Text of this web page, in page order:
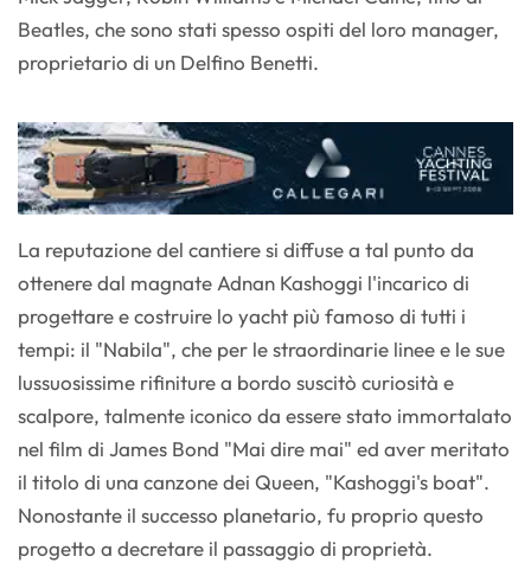
Beatles, che sono stati spesso ospiti del loro manager,
proprietario di un Delfino Benetti.
La reputazione del cantiere si diffuse a tal punto da
ottenere dal magnate Adnan Kashoggi l'incarico di
progettare e costruire lo yacht più famoso di tutti i
tempi: il "Nabila", che per le straordinarie linee e le sue
lussuosissime rifiniture a bordo suscitò curiosità e
scalpore, talmente iconico da essere stato immortalato
nel film di James Bond "Mai dire mai" ed aver meritato
il titolo di una canzone dei Queen, "Kashoggi's boat".
Nonostante il successo planetario, fu proprio questo
progetto a decretare il passaggio di proprietà.